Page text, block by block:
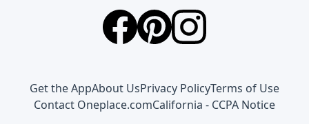
Get the AppAbout UsPrivacy PolicyTerms of Use
Contact Oneplace.comCalifornia - CCPA Notice